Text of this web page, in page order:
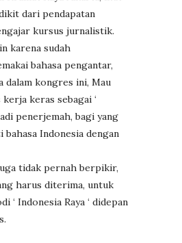
dari pendapatan
kursus jurnalistik.
karena sudah
bahasa pengantar,
dalam kongres ini, Mau
keras sebagai ‘
penerjemah, bagi yang
Indonesia dengan
tidak pernah berpikir,
harus diterima, untuk
‘ Indonesia Raya ‘ didepan